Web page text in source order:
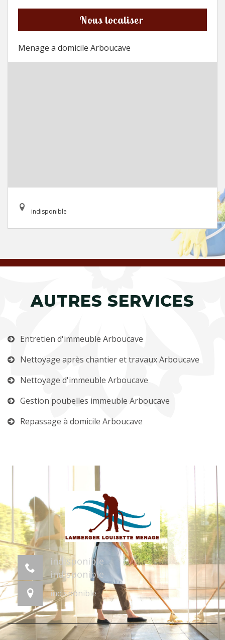
Nous localiser
Menage a domicile Arboucave
indisponible
AUTRES SERVICES
Entretien d'immeuble Arboucave
Nettoyage après chantier et travaux Arboucave
Nettoyage d'immeuble Arboucave
Gestion poubelles immeuble Arboucave
Repassage à domicile Arboucave
indisponible
indisponible
indisponible